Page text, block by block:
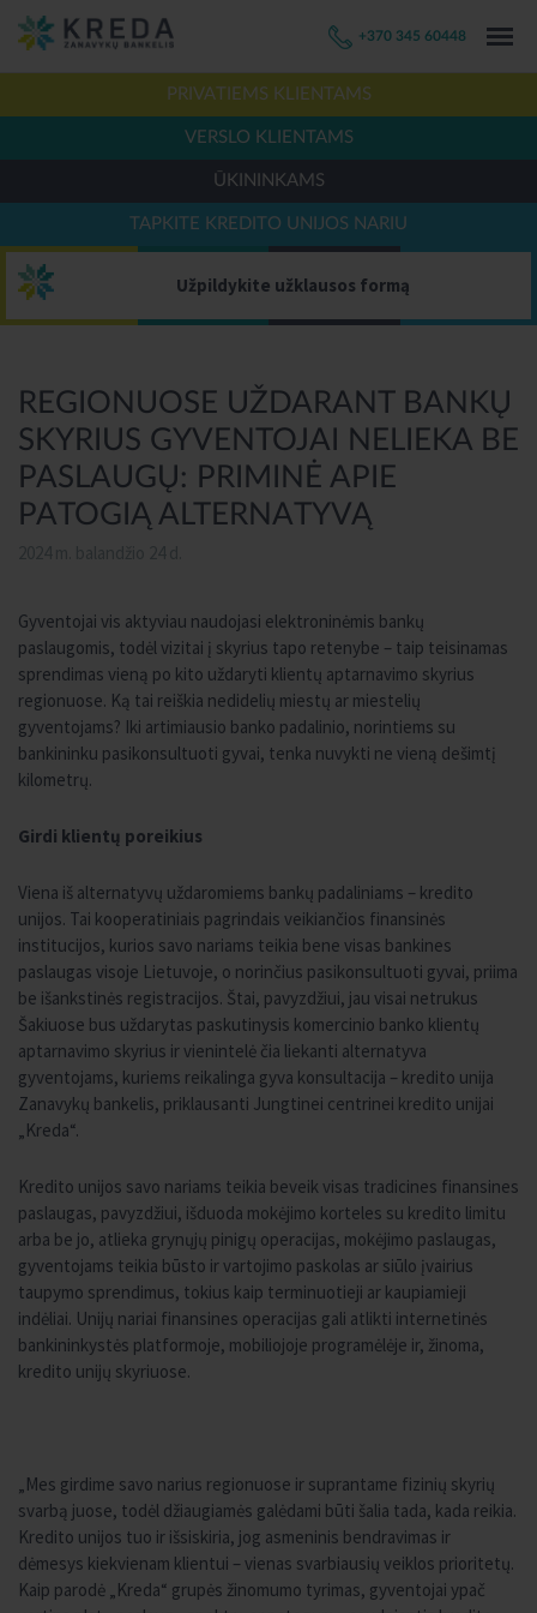
+370 345 60448
PRIVATIEMS KLIENTAMS
VERSLO KLIENTAMS
ŪKININKAMS
TAPKITE KREDITO UNIJOS NARIU
Užpildykite užklausos formą
REGIONUOSE UŽDARANT BANKŲ
SKYRIUS GYVENTOJAI NELIEKA BE
PASLAUGŲ: PRIMINĖ APIE
PATOGIĄ ALTERNATYVĄ
Gyventojai vis aktyviau naudojasi elektroninėmis bankų
paslaugomis, todėl vizitai į skyrius tapo retenybe – taip teisinamas
sprendimas vieną po kito uždaryti klientų aptarnavimo skyrius
regionuose. Ką tai reiškia nedidelių miestų ar miestelių
gyventojams? Iki artimiausio banko padalinio, norintiems su
bankininku pasikonsultuoti gyvai, tenka nuvykti ne vieną dešimtį
kilometrų.
Girdi klientų poreikius
Viena iš alternatyvų uždaromiems bankų padaliniams – kredito
unijos. Tai kooperatiniais pagrindais veikiančios finansinės
institucijos, kurios savo nariams teikia bene visas bankines
paslaugas visoje Lietuvoje, o norinčius pasikonsultuoti gyvai, priima
be išankstinės registracijos. Štai, pavyzdžiui, jau visai netrukus
Šakiuose bus uždarytas paskutinysis komercinio banko klientų
aptarnavimo skyrius ir vienintelė čia liekanti alternatyva
gyventojams, kuriems reikalinga gyva konsultacija – kredito unija
Zanavykų bankelis, priklausanti Jungtinei centrinei kredito unijai
„Kreda“.
Kredito unijos savo nariams teikia beveik visas tradicines finansines
paslaugas, pavyzdžiui, išduoda mokėjimo korteles su kredito limitu
arba be jo, atlieka grynųjų pinigų operacijas, mokėjimo paslaugas,
gyventojams teikia būsto ir vartojimo paskolas ar siūlo įvairius
taupymo sprendimus, tokius kaip terminuotieji ar kaupiamieji
indėliai. Unijų nariai finansines operacijas gali atlikti internetinės
bankininkystės platformoje, mobiliojoje programėlėje ir, žinoma,
kredito unijų skyriuose.
„Mes girdime savo narius regionuose ir suprantame fizinių skyrių
svarbą juose, todėl džiaugiamės galėdami būti šalia tada, kada reikia.
Kredito unijos tuo ir išsiskiria, jog asmeninis bendravimas ir
dėmesys kiekvienam klientui – vienas svarbiausių veiklos prioritetų.
Kaip parodė „Kreda“ grupės žinomumo tyrimas, gyventojai ypač